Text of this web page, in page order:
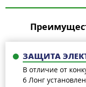
ЗАЩИТА
В отличие от
6 Лонг